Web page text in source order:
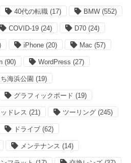
40代の転職 (17) BMW (552)
COVID-19 (24) D70 (24)
iPhone (20) Mac (57)
(90) WordPress (27)
海浜公園 (19)
グラフィックボード (19)
ドレス (21) ツーリング (245)
ドライブ (62)
メンテナンス (14)